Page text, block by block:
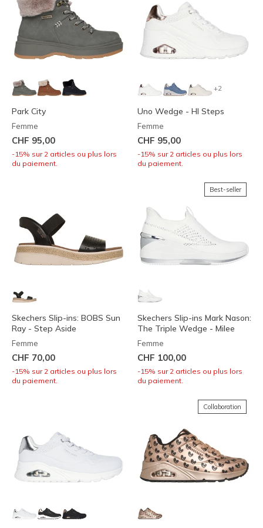
Park City
Femme
CHF 95,00
-15% sur 2 articles ou plus lors
du paiement.
+2
Uno Wedge - HI Steps
Femme
CHF 95,00
-15% sur 2 articles ou plus lors
du paiement.
Skechers Slip-ins: BOBS Sun
Ray - Step Aside
Femme
CHF 70,00
-15% sur 2 articles ou plus lors
du paiement.
Best-seller
Skechers Slip-ins Mark Nason:
The Triple Wedge - Milee
Femme
CHF 100,00
-15% sur 2 articles ou plus lors
du paiement.
Collaboration